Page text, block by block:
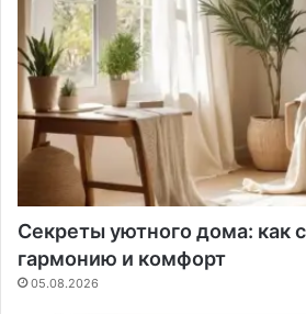
Секреты уютного дома: как
гармонию и комфорт
05.08.2026